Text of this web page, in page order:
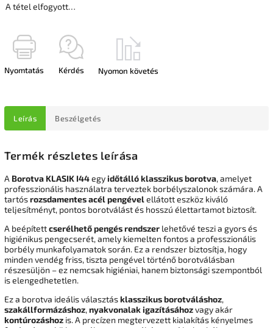
A tétel elfogyott…
Nyomtatás Kérdés Nyomon követés
Leírás Beszélgetés
Termék részletes leírása
A Borotva KLASIK I44egyidőtálló klasszikus borotva, amelyet
professzionális használatra terveztek borbélyszalonok számára. A
tartósrozsdamentes acél pengévelellátott eszköz kiváló
teljesítményt, pontos borotválást és hosszú élettartamot biztosít.
A beépítettcserélhető pengés rendszer lehetővé teszi a gyors és
higiénikus pengecserét, amely kiemelten fontos a professzionális
borbély munkafolyamatok során. Ez a rendszer biztosítja, hogy
minden vendég friss, tiszta pengével történő borotválásban
részesüljön – ez nemcsak higiéniai, hanem biztonsági szempontból
is elengedhetetlen.
Ez a borotva ideális választásklasszikus borotváláshoz,
szakállformázáshoz,nyakvonalak igazításáhozvagy akár
kontúrozáshoz is. A precízen megtervezett kialakítás kényelmes